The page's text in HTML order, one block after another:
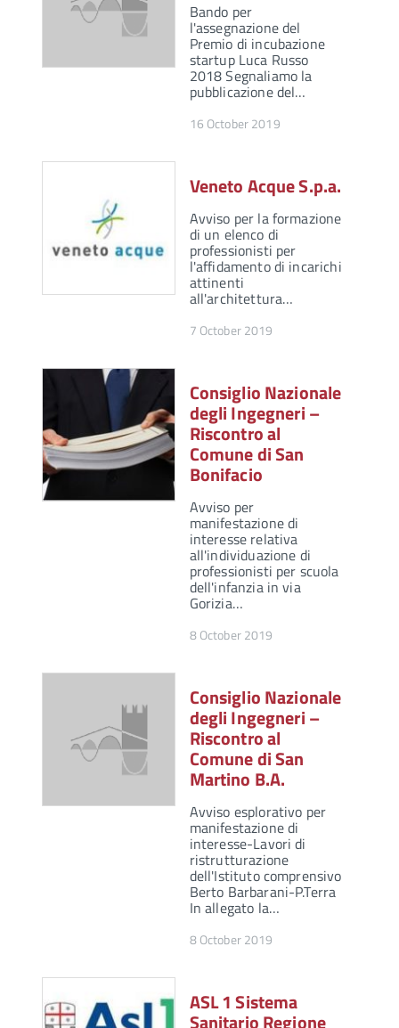
Bando per
l'assegnazione del
Premio di incubazione
startup Luca Russo
2018 Segnaliamo la
pubblicazione del…
16 October 2019
Veneto Acque S.p.a.
Avviso per la formazione
di un elenco di
professionisti per
l'affidamento di incarichi
attinenti
all'architettura…
7 October 2019
Consiglio Nazionale
degli Ingegneri –
Riscontro al
Comune di San
Bonifacio
Avviso per
manifestazione di
interesse relativa
all'individuazione di
professionisti per scuola
dell'infanzia in via
Gorizia…
8 October 2019
Consiglio Nazionale
degli Ingegneri –
Riscontro al
Comune di San
Martino B.A.
Avviso esplorativo per
manifestazione di
interesse-Lavori di
ristrutturazione
dell'Istituto comprensivo
Berto Barbarani-P.Terra
In allegato la…
8 October 2019
ASL 1 Sistema
Sanitario Regione